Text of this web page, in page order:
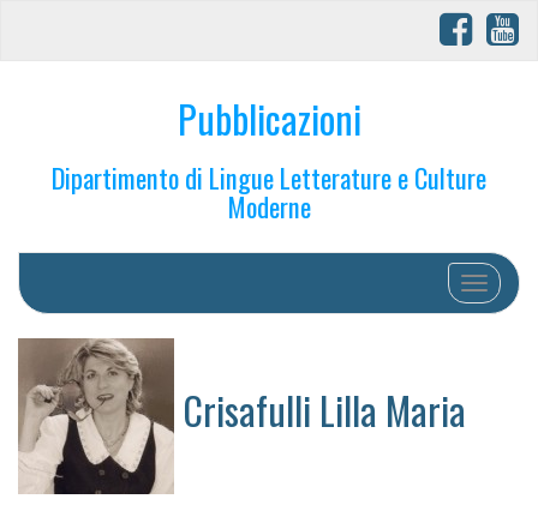
Pubblicazioni
Dipartimento di Lingue Letterature e Culture
Moderne
Toggle
Crisafulli Lilla Maria